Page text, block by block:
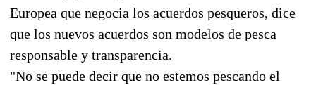
Europea que negocia los acuerdos pesqueros, dice
que los nuevos acuerdos son modelos de pesca
responsable y transparencia.
"No se puede decir que no estemos pescando el